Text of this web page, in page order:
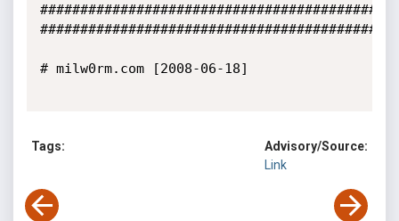
# milw0rm.com [2008-06-18]
Tags:
Advisory/Source:
Link